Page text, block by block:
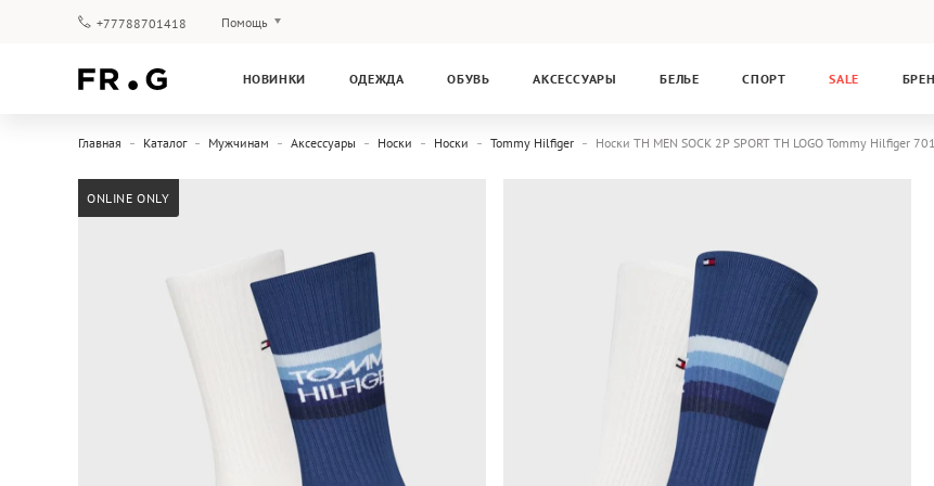
+77788701418 Помощь
НОВИНКИ ОДЕЖДА ОБУВЬ АКСЕССУАРЫ БЕЛЬЕ СПОРТ SALE
Главная Каталог Мужчинам Аксессуары Носки Носки Tommy Hilfiger Носки TH MEN SOCK 2P SPORT TH LOGO Tommy Hilfiger
ONLINE ONLY